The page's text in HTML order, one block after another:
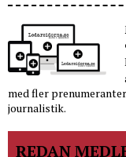
med fler
journalistik.
REDAN